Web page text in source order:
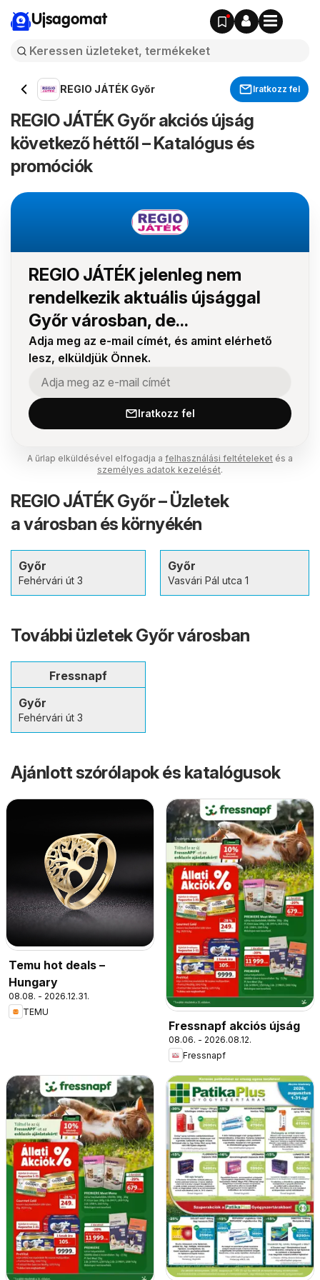
Ujsagomat
REGIO JÁTÉK Győr Iratkozz fel
REGIO JÁTÉK Győr akciós újság
következő héttől – Katalógus és
promóciók
REGIO JÁTÉK jelenleg nem
rendelkezik aktuális újsággal
Győr városban, de...
Adja meg az e-mail címét, és amint elérhető
lesz, elküldjük Önnek.
Iratkozz fel
A űrlap elküldésével elfogadja a felhasználási feltételeket és a
személyes adatok kezelését.
REGIO JÁTÉK Győr – Üzletek
a városban és környékén
Győr
Fehérvári út 3
Győr
Vasvári Pál utca 1
További üzletek Győr városban
Fressnapf
Győr
Fehérvári út 3
Ajánlott szórólapok és katalógusok
Temu hot deals –
Hungary
08.08. - 2026.12.31.
TEMU
Fressnapf akciós újság
08.06. - 2026.08.12.
Fressnapf